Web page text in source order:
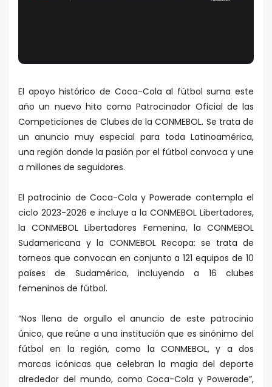
El apoyo histórico de Coca-Cola al fútbol suma este
año un nuevo hito como Patrocinador Oficial de las
Competiciones de Clubes de la CONMEBOL. Se trata de
un anuncio muy especial para toda Latinoamérica,
una región donde la pasión por el fútbol convoca y une
a millones de seguidores.
El patrocinio de Coca-Cola y Powerade contempla el
ciclo 2023-2026 e incluye a la CONMEBOL Libertadores,
la CONMEBOL Libertadores Femenina, la CONMEBOL
Sudamericana y la CONMEBOL Recopa: se trata de
torneos que convocan en conjunto a 121 equipos de 10
países de Sudamérica, incluyendo a 16 clubes
femeninos de fútbol.
“Nos llena de orgullo el anuncio de este patrocinio
único, que reúne a una institución que es sinónimo del
fútbol en la región, como la CONMEBOL, y a dos
marcas icónicas que celebran la magia del deporte
alrededor del mundo, como Coca-Cola y Powerade”,